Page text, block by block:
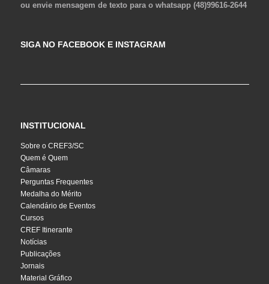
ou envie mensagem de texto para o whatsapp (48)99616-2644
SIGA NO FACEBOOK E INSTAGRAM
INSTITUCIONAL
Sobre o CREF3/SC
Quem é Quem
Câmaras
Perguntas Frequentes
Medalha do Mérito
Calendário de Eventos
Cursos
CREF Itinerante
Notícias
Publicações
Jornais
Material Gráfico